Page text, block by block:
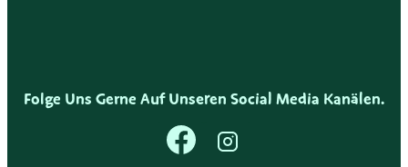
Folge Uns Gerne Auf Unseren Social Media Kanälen.